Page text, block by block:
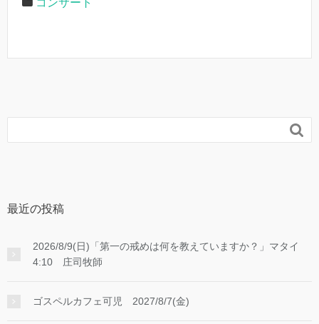

最近の投稿
2026/8/9(日)「第一の戒めは何を教えていますか？」マタイ
4:10 庄司牧師
ゴスペルカフェ可児 2027/8/7(金)